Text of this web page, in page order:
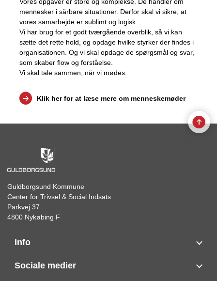
mennesker i sårbare situationer. Derfor skal vi sikre, at
vores samarbejde er sublimt og logisk.
Vi har brug for et godt tværgående overblik, så vi kan
sætte det rette hold, og opdage hvilke styrker der findes i
organisationen. Og vi skal opdage de spørgsmål og svar,
som skaber flow og forståelse.
Vi skal tale sammen, når vi mødes.
Klik her for at læse mere om menneskemøder
Guldborgsund Kommune
Center for Trivsel & Social Indsats
Parkvej 37
4800 Nykøbing F
Info
Sociale medier